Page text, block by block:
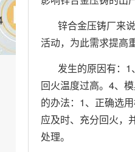
锌合金压铸厂来
活动，为此需求提高
发生的原因有：
回火温度过高。4、
的办法：1、正确选
应及时、充分回火，
处理。